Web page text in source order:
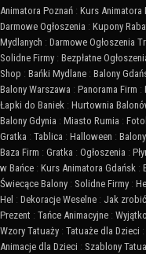
Animatora Poznań : Kurs Animatora
Darmowe Ogłoszenia : Kupony
Mydlanych : Darmowe Ogłoszenia
Solidne Firmy : Bezpłatne
Shop : Bańki Mydlane : Balony
Balony Warszawa : Panorama Firm :
Łapki do Baniek : Hurtownia
Balony Gdynia : Miasto Rumia :
Gratka : Tablica : Halloween :
Baza Firm : Gratka : Ogłoszenia :
w Bańce : Kurs Animatora Gdańsk :
Świecące Balony : Solidne Firmy :
Hel : Dekoracje Weselne : Jak
Prezent : Tańce Animacyjne :
Wzory Tatuaży : Tatuaże dla Dzieci :
Animacje dla Dzieci : Szablony